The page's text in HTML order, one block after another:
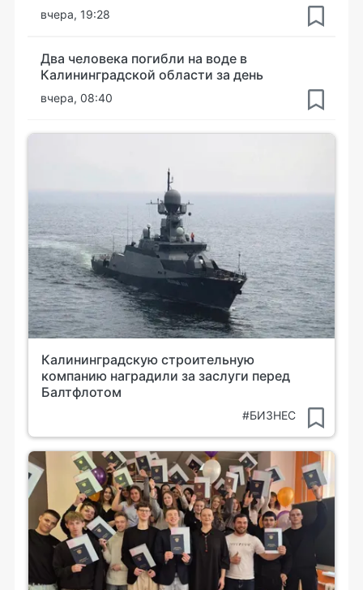
вчера, 19:28
Два человека погибли на воде в
Калининградской области за день
вчера, 08:40
Калининградскую строительную
компанию наградили за заслуги перед
Балтфлотом
#БИЗНЕС